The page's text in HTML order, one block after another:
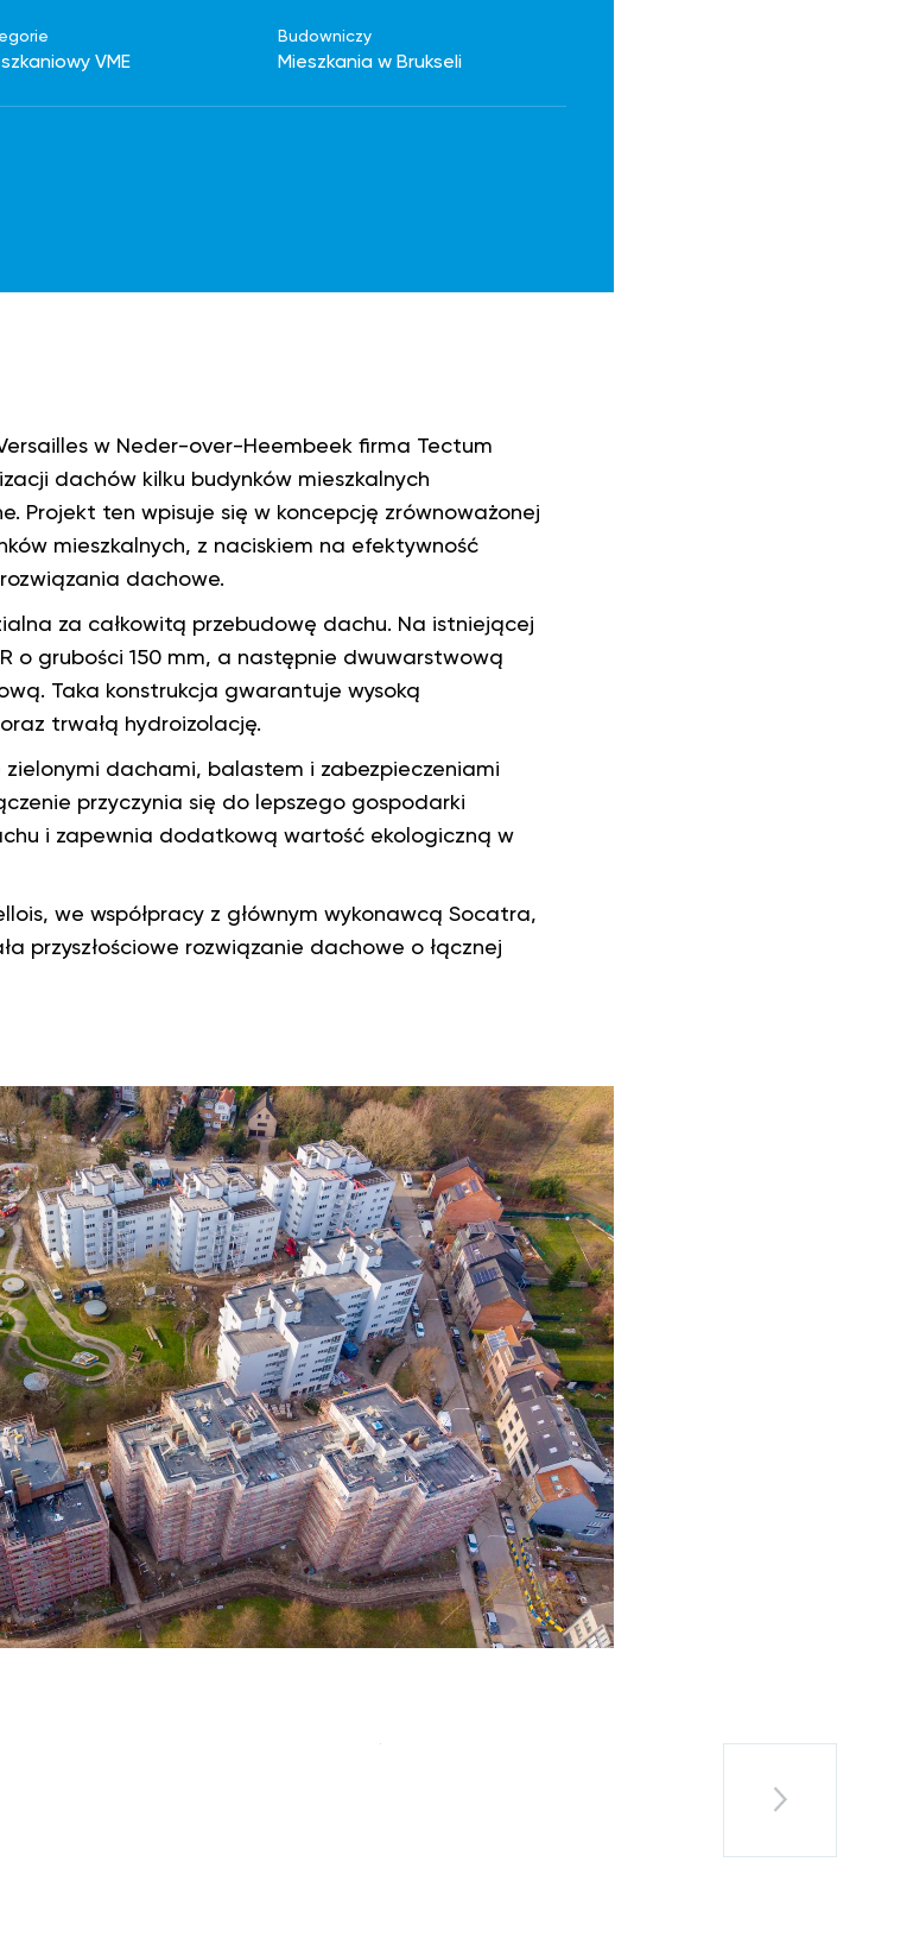
VME
Budowniczy
Mieszkania w Brukseli
w Neder-over-Heembeek firma Tectum
dachów kilku budynków mieszkalnych
Projekt ten wpisuje się w koncepcję zrównoważonej
mieszkalnych, z naciskiem na efektywność
dachowe.
za całkowitą przebudowę dachu. Na istniejącej
o grubości 150 mm, a następnie dwuwarstwową
Taka konstrukcja gwarantuje wysoką
trwałą hydroizolację.
zielonymi dachami, balastem i zabezpieczeniami
przyczynia się do lepszego gospodarki
i zapewnia dodatkową wartość ekologiczną w
we współpracy z głównym wykonawcą Socatra,
przyszłościowe rozwiązanie dachowe o łącznej